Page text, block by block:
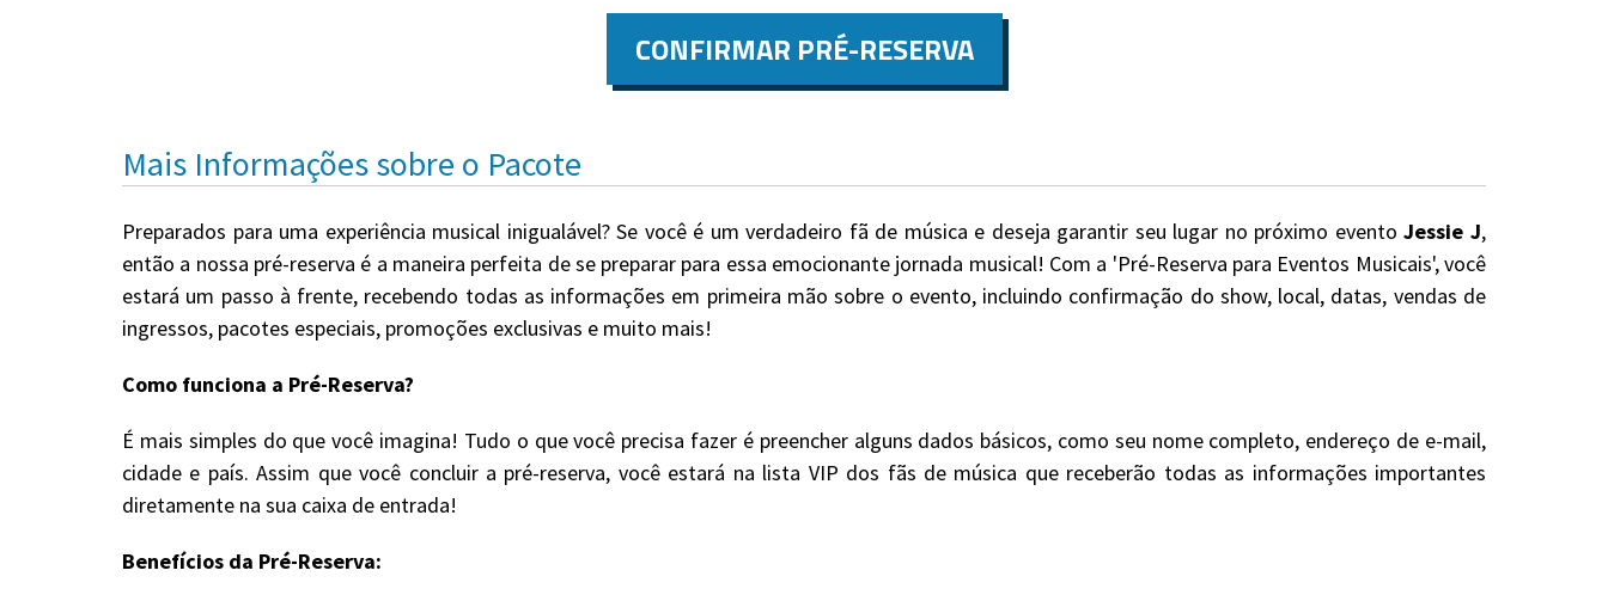
CONFIRMAR PRÉ-RESERVA
Mais Informações sobre o Pacote
Preparados para uma experiência musical inigualável? Se você é um verdadeiro fã de música e deseja garantir seu lugar no próximo eventoJessie J,
então a nossa pré-reserva é a maneira perfeita de se preparar para essa emocionante jornada musical! Com a 'Pré-Reserva para Eventos Musicais', você
estará um passo à frente, recebendo todas as informações em primeira mão sobre o evento, incluindo confirmação do show, local, datas, vendas de
ingressos, pacotes especiais, promoções exclusivas e muito mais!
Como funciona a Pré-Reserva?
É mais simples do que você imagina! Tudo o que você precisa fazer é preencher alguns dados básicos, como seu nome completo, endereço de e-mail,
cidade e país. Assim que você concluir a pré-reserva, você estará na lista VIP dos fãs de música que receberão todas as informações importantes
diretamente na sua caixa de entrada!
Benefícios da Pré-Reserva: